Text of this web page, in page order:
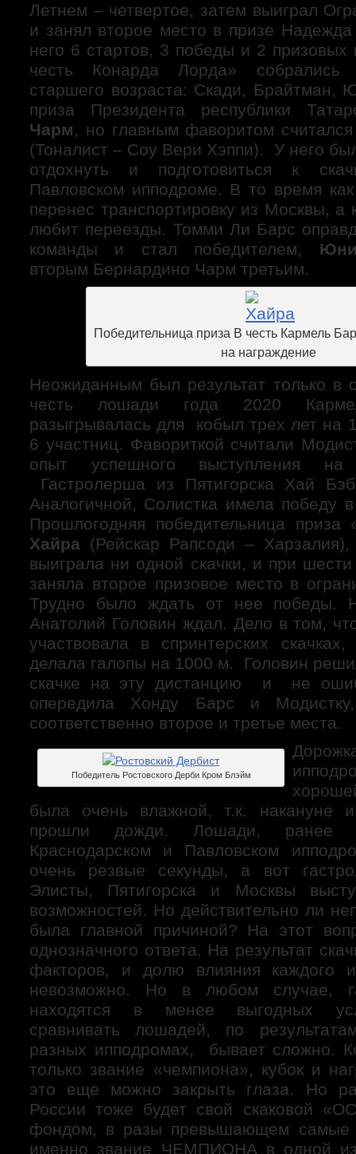
Летнем – четвертое, затем выиграл
и занял второе место в призе
него 6 стартов, 3 победы и 2 призовых
честь Конарда Лорда»
старшего возраста: Скади, Брайтман,
приза Президента республики
Чарм, но главным фаворитом
(Тоналист – Соу Вери Хэппи). У него
отдохнуть и подготовиться к
Павловском ипподроме. В то время
перенес транспортировку из Москвы, а
любит переезды. Томми Ли Барс
команды и стал победителем,
вторым Бернардино Чарм третьим.
Победительница приза В честь Кармель
на награждение
Неожиданным был результат только в
честь лошади года 2020
разыгрывалась для кобыл трех лет на
6 участниц. Фавориткой считали
опыт успешного выступления
Гастролерша из Пятигорска Хай
Аналогичной, Солистка имела победу
Прошлогодняя победительница приза
Хайра (Рейскар Рапсоди –
выиграла ни одной скачки, и при
заняла второе призовое место в
Трудно было ждать от нее победы.
Анатолий Головин ждал. Дело в том,
участвовала в спринтерских
делала галопы на 1000 м. Головин
скачке на эту дистанцию и не
опередила Хонду Барс и
соответственно второе и третье места.
Победитель Ростовского Дерби Кром Блэйм
была очень влажной, т.к. накануне
прошли дожди. Лошади, ранее
Краснодарском и Павловском
очень резвые секунды, а вот
Элисты, Пятигорска и Москвы
возможностей. Но действительно ли
была главной причиной? На этот
однозначного ответа. На результат
факторов, и долю влияния каждого
невозможно. Но в любом случае,
находятся в менее выгодных
сравнивать лошадей, по
разных ипподромах, бывает сложно.
только звание «чемпиона», кубок и
это еще можно закрыть глаза. Но
России тоже будет свой скаковой
фондом, в разы превышающем самые
именно звание ЧЕМПИОНА в одной